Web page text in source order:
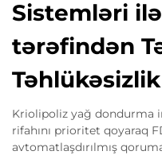
Sistemləri
tərəfindən
Kriolipoliz yağ dondurma
rifahını prioritet qoyaraq
avtomatlaşdırılmış